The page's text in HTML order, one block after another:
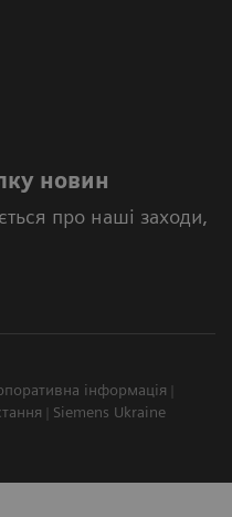
новин
про наші заходи,
інформація
Siemens Ukraine